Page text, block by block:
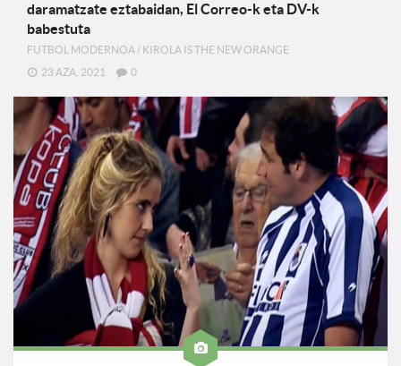
daramatzate eztabaidan, El Correo-k eta DV-k
babestuta
FUTBOL MODERNOA / KIROLA IS THE NEW ORANGE
23 AZA, 2021
0